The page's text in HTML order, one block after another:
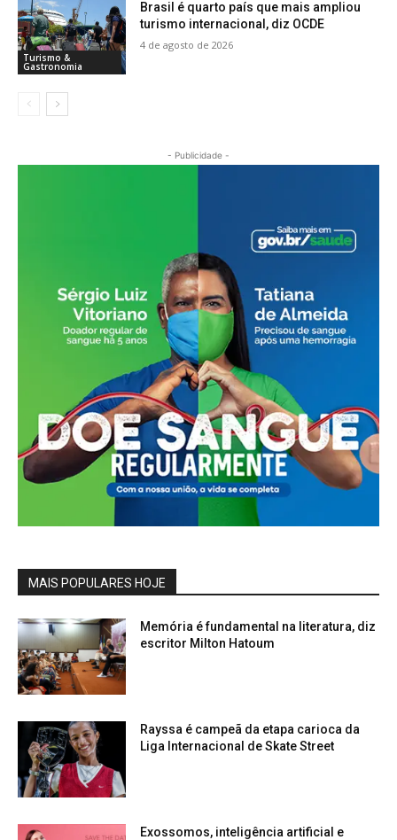
Turismo &
Gastronomia
Brasil é quarto país que mais ampliou
turismo internacional, diz OCDE
4 de agosto de 2026
- Publicidade -
MAIS POPULARES HOJE
Memória é fundamental na literatura, diz
escritor Milton Hatoum
Rayssa é campeã da etapa carioca da
Liga Internacional de Skate Street
Exossomos, inteligência artificial e